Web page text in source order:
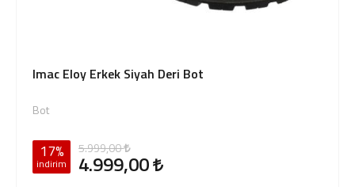
Imac Eloy Erkek Siyah Deri Bot
Bot
17%
indirim
5.999,00
4.999,00